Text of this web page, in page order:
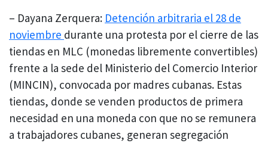
– Dayana Zerquera: Detención arbitraria el 28 de
noviembre durante una protesta por el cierre de las
tiendas en MLC (monedas libremente convertibles)
frente a la sede del Ministerio del Comercio Interior
(MINCIN), convocada por madres cubanas. Estas
tiendas, donde se venden productos de primera
necesidad en una moneda con que no se remunera
a trabajadores cubanes, generan segregación